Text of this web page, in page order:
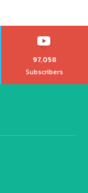
97,058
Subscribers